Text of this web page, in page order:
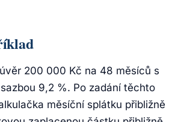
200 000 Kč na 48 měsíců s
9,2 %. Po zadání těchto
měsíční splátku přibližně